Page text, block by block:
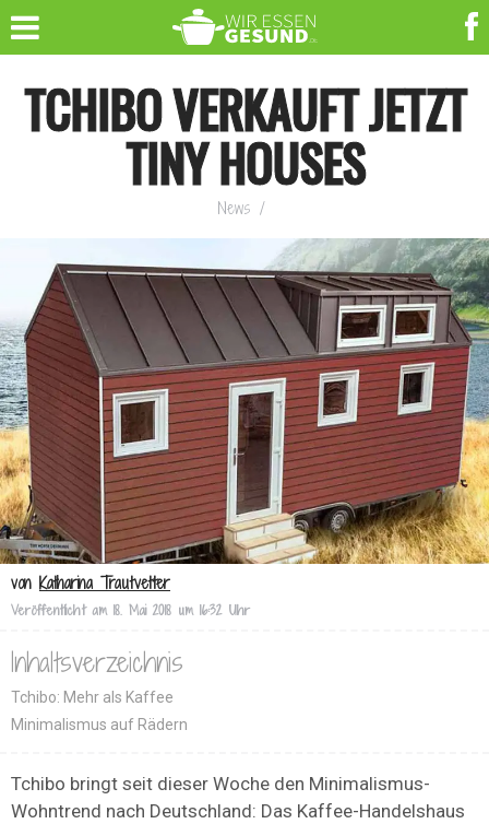
TCHIBO VERKAUFT JETZT
TINY HOUSES
News /
von Katharina Trautvetter
Veröffentlicht am 18. Mai 2018 um 16:32 Uhr
Inhaltsverzeichnis
Tchibo: Mehr als Kaffee
Minimalismus auf Rädern
Tchibo bringt seit dieser Woche den Minimalismus-
Wohntrend nach Deutschland: Das Kaffee-Handelshaus